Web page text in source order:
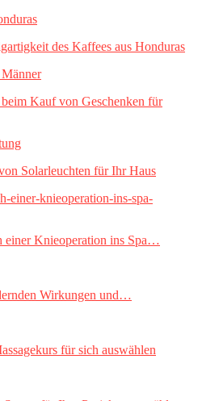
des Kaffees aus Honduras
Kauf von Geschenken für
Solarleuchten für Ihr Haus
einer Knieoperation ins Spa…
Wirkungen und…
für sich auswählen